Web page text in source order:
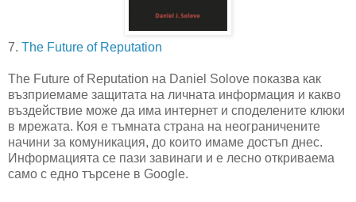
7. The Future of Reputation
The Future of Reputation на Daniel Solove показва как
възприемаме защитата на личната информация и какво
въздействие може да има интернет и споделените клюки
в мрежата. Коя е тъмната страна на неограничените
начини за комуникация, до които имаме достъп днес.
Информацията се пази завинаги и е лесно откриваема
само с едно търсене в Google.